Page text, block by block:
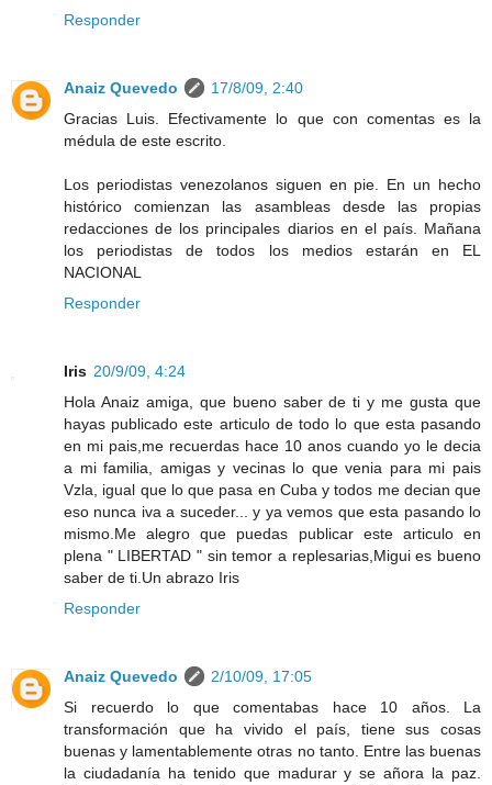
Responder
Anaiz Quevedo
17/8/09, 2:40
Gracias Luis. Efectivamente lo que con comentas es la
médula de este escrito.
Los periodistas venezolanos siguen en pie. En un hecho
histórico comienzan las asambleas desde las propias
redacciones de los principales diarios en el país. Mañana
los periodistas de todos los medios estarán en EL
NACIONAL
Responder
Iris 20/9/09, 4:24
Hola Anaiz amiga, que bueno saber de ti y me gusta que
hayas publicado este articulo de todo lo que esta pasando
en mi pais,me recuerdas hace 10 anos cuando yo le decia
a mi familia, amigas y vecinas lo que venia para mi pais
Vzla, igual que lo que pasa en Cuba y todos me decian que
eso nunca iva a suceder... y ya vemos que esta pasando lo
mismo.Me alegro que puedas publicar este articulo en
plena " LIBERTAD " sin temor a replesarias,Migui es bueno
saber de ti.Un abrazo Iris
Responder
Anaiz Quevedo
2/10/09, 17:05
Si recuerdo lo que comentabas hace 10 años. La
transformación que ha vivido el país, tiene sus cosas
buenas y lamentablemente otras no tanto. Entre las buenas
la ciudadanía ha tenido que madurar y se añora la paz.